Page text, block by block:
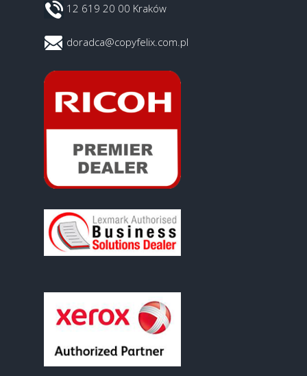
12 619 20 00 Kraków
doradca@copyfelix.com.pl